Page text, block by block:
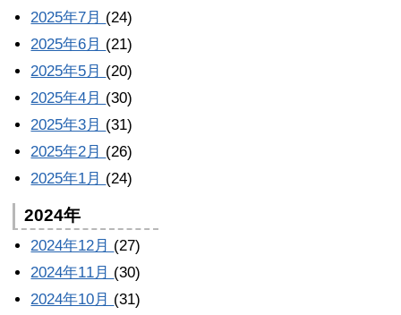
2025年7月 (24)
2025年6月 (21)
2025年5月 (20)
2025年4月 (30)
2025年3月 (31)
2025年2月 (26)
2025年1月 (24)
2024年
2024年12月 (27)
2024年11月 (30)
2024年10月 (31)